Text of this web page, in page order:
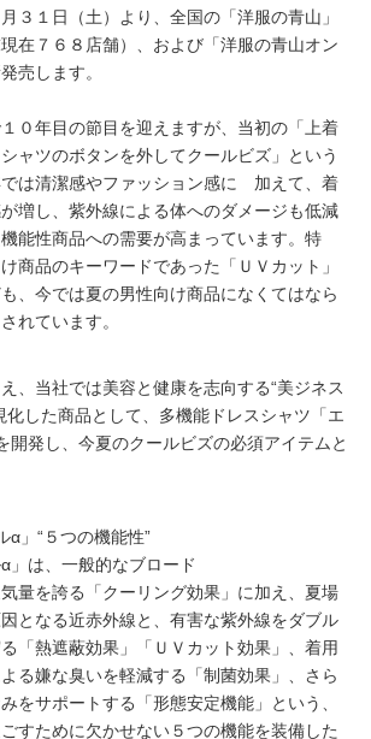
３１日（土）より、全国の「洋服の青山」
現在７６８店舗）、および「洋服の青山オン
売します。
０年目の節目を迎えますが、当初の「上着
ャツのボタンを外してクールビズ」という
は清潔感やファッション感に 加えて、着
増し、紫外線による体へのダメージも低減
能性商品への需要が高まっています。特
商品のキーワードであった「ＵＶカット」
、今では夏の男性向け商品になくてはなら
れています。
、当社では美容と健康を志向する“美ジネス
化した商品として、多機能ドレスシャツ「エ
開発し、今夏のクールビズの必須アイテムと
α」“５つの機能性”
」は、一般的なブロード
量を誇る「クーリング効果」に加え、夏場
となる近赤外線と、有害な紫外線をダブル
「熱遮蔽効果」「ＵＶカット効果」、着用
る嫌な臭いを軽減する「制菌効果」、さら
をサポートする「形態安定機能」という、
すために欠かせない５つの機能を装備した